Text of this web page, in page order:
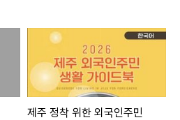
제주 정착 위한 외국인주민